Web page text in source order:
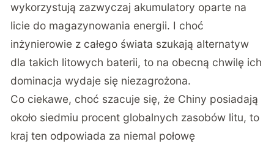
wykorzystują zazwyczaj akumulatory oparte na
licie do magazynowania energii. I choć
inżynierowie z całego świata szukają alternatyw
dla takich litowych baterii, to na obecną chwilę ich
dominacja wydaje się niezagrożona.
Co ciekawe, choć szacuje się, że Chiny posiadają
około siedmiu procent globalnych zasobów litu, to
kraj ten odpowiada za niemal połowę